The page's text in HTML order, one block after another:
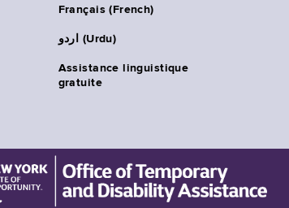
Français (French)
اردو (Urdu)
Assistance linguistique
gratuite